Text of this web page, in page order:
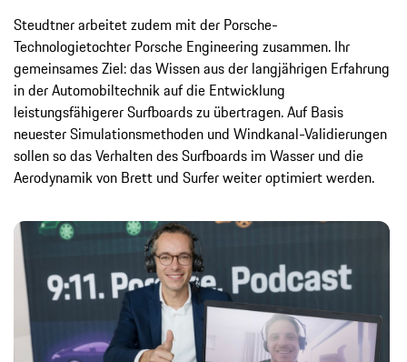
Steudtner arbeitet zudem mit der Porsche-
Technologietochter Porsche Engineering zusammen. Ihr
gemeinsames Ziel: das Wissen aus der langjährigen Erfahrung
in der Automobiltechnik auf die Entwicklung
leistungsfähigerer Surfboards zu übertragen. Auf Basis
neuester Simulationsmethoden und Windkanal-Validierungen
sollen so das Verhalten des Surfboards im Wasser und die
Aerodynamik von Brett und Surfer weiter optimiert werden.